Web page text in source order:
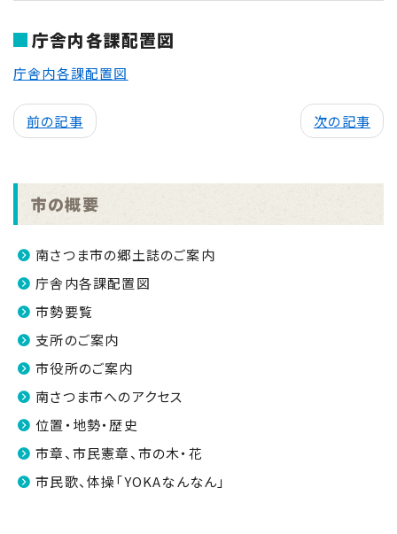
庁舎内各課配置図
庁舎内各課配置図
前の記事 次の記事
市の概要
南さつま市の郷土誌のご案内
庁舎内各課配置図
市勢要覧
支所のご案内
市役所のご案内
南さつま市へのアクセス
位置・地勢・歴史
市章、市民憲章、市の木・花
市民歌、体操「YOKAなんなん」